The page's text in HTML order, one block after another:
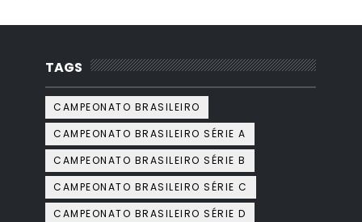
TAGS
CAMPEONATO BRASILEIRO
CAMPEONATO BRASILEIRO SÉRIE A
CAMPEONATO BRASILEIRO SÉRIE B
CAMPEONATO BRASILEIRO SÉRIE C
CAMPEONATO BRASILEIRO SÉRIE D